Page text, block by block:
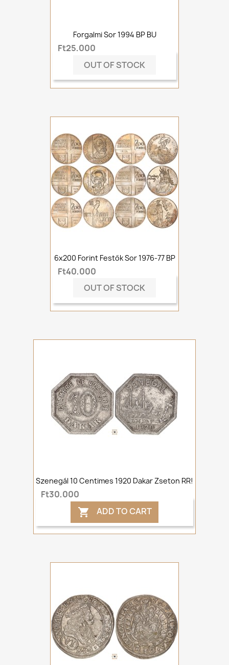
Forgalmi Sor 1994 BP BU
Ft25,000
OUT OF STOCK
6x200 Forint Festők Sor 1976-77 BP
Ft40,000
OUT OF STOCK
Szenegál 10 Centimes 1920 Dakar Zseton RR!
Ft30,000
 ADD TO CART